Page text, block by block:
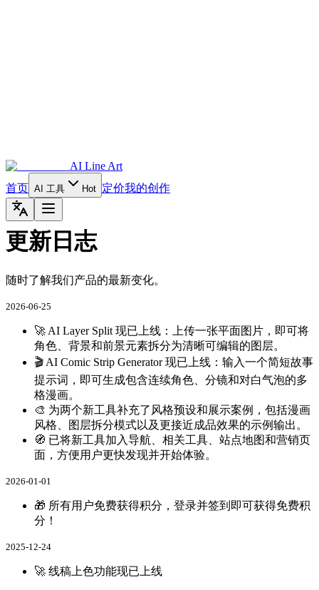
AI Line Art
首页 AI 工具 Hot 定价我的创作
更新日志
随时了解我们产品的最新变化。
2026-06-25
🚀 AI Layer Split 现已上线：上传一张平面图片，即可将
角色、背景和前景元素拆分为清晰可编辑的图层。
🎬 AI Comic Strip Generator 现已上线：输入一个简短故事
提示词，即可生成包含连续角色、分镜和对白气泡的多
格漫画。
🎨 为两个新工具补充了风格预设和展示案例，包括漫画
风格、图层拆分模式以及更接近成品效果的示例输出。
🧭 已将新工具加入导航、相关工具、站点地图和营销页
面，方便用户更快发现并开始体验。
2026-01-01
🎁 所有用户免费获得积分，登录并签到即可获得免费积
分！
2025-12-24
🚀 线稿上色功能现已上线